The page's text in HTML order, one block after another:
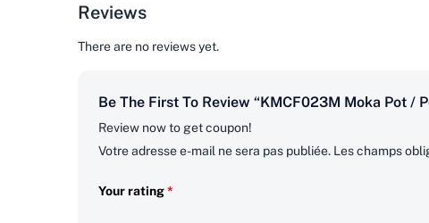
Reviews
There are no reviews yet.
Be The First To Review “KMCF023M Moka Pot /
Review now to get coupon!
Votre adresse e-mail ne sera pas publiée. Les champs
Your rating*